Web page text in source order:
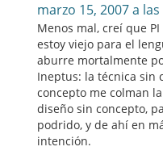
marzo 15, 2007 a las
Menos mal, creí que
estoy viejo para el
aburre mortalmente
Ineptus: la técnica sin
concepto me colman
diseño sin concepto,
podrido, y de ahí en
intención.